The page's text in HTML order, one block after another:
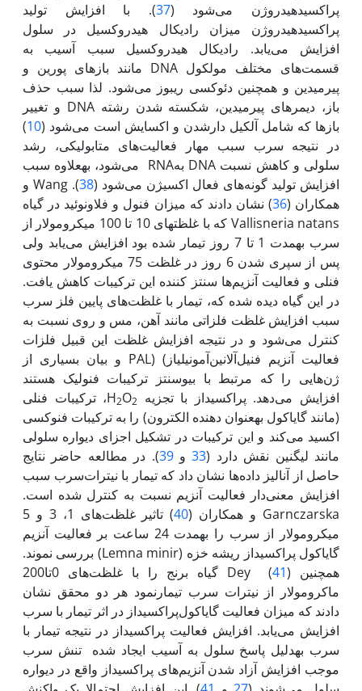
پراکسید‌هیدروژن می‌شود (37). با افزایش تولید
پراکسید‌هیدروژن میزان رادیکال هیدروکسیل در سلول
افزایش می‌یابد. رادیکال هیدروکسیل سبب آسیب به
قسمت‌های مختلف مولکول DNA مانند بازهای پورین و
پیرمیدین و همچنین دئوکسی ریبوز می‌شود. لذا سبب حذف
باز، دیمرهای پیرمیدین، شکسته شدن رشته DNA و تغییر
بازها که شامل آلکیل دارشدن و اکسایش است می‌شود (10
)
در نتیجه سرب سبب مهار فعالیت‌های متابولیکی‌، رشد
سلولی و کاهش نسبت DNA بهRNA می‌شود، به‏علاوه سبب
افزایش تولید گونه‌های فعال اکسیژن می‌شود (38
). Wang و
همکاران (36) نشان دادند که میزان فنول و فلاونوئید در گیاه
Vallisneria natans که با غلظت‏های 10 تا 100 میکرومولار از
سرب به‏مدت 1 تا‌ 7 روز تیمار شده بود افزایش می‌یابد ولی
پس از سپری شدن 6 روز در غلظت 75 میکرومولار محتوی
فنلی و فعالیت آنزیم‌ها سنتز کننده این ترکیبات کاهش یافت.
در این گیاه دیده شده که، تیمار با غلظت‌های پایین فلز سرب
سبب افزایش غلظت فلزاتی مانند آهن، مس و روی نسبت به
کنترل می‌شود و در نتیجه افزایش غلظت این قبیل فلزات
فعالیت آنزیم فنیل‌آلانین‌آمونیلیاز) ‌(PAL و بیان بسیاری از
ژن‌هایی را که مرتبط با بیوسنتز ترکیبات فنولیک هستند
افزایش می‌دهد. پراکسیداز با تجزیه H
2O2
، ترکیبات فنلی
(مانند گایاکول به‏عنوان دهنده الکترون) را به ترکیبات فنوکسی
اکسید می‌کند و این ترکیبات در تشکیل اجزای دیواره سلولی
مانند لیگنین نقش دارد (33و39). در مطالعه حاضر نتایج
حاصل از آنالیز داده‌ها نشان داد که تیمار با نیترات‌سرب سبب
افزایش معنی‌دار فعالیت آنزیم نسبت به کنترل شده است.
Garnczarska و همکاران (
40
) تاثیر غلظت‌های 1، 3 و 5
میکرومولار از سرب را به‏مدت 24 ساعت بر فعالیت آنزیم
گایاکول پراکسیداز ریشه خزه (Lemna minir) بررسی نموند.
همچنین Dey (
41
) گیاه برنج را با غلظت‌های 0تا200
ماکرو‌مولا‌ر از نیترات سرب تیمارنمود هر دو محقق نشان
دادند که میزان فعالیت گایاکول‌پراکسیداز در اثر تیمار با سرب
افزایش می‌یابد. افزایش فعالیت پراکسیداز در نتیجه تیمار با
سرب به‏دلیل پاسخ سلول‌ به آسیب ایجاد شده تنش سرب
موجب افزایش آزاد شدن آنزیم‌های پراکسیداز واقع در دیواره